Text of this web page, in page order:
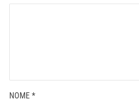
NOME *